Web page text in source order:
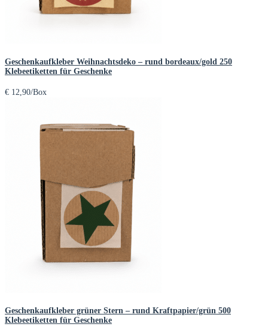
Geschenkaufkleber Weihnachtsdeko – rund bordeaux/gold 250
Klebeetiketten für Geschenke
€ 12,90/Box
Geschenkaufkleber grüner Stern – rund Kraftpapier/grün 500
Klebeetiketten für Geschenke